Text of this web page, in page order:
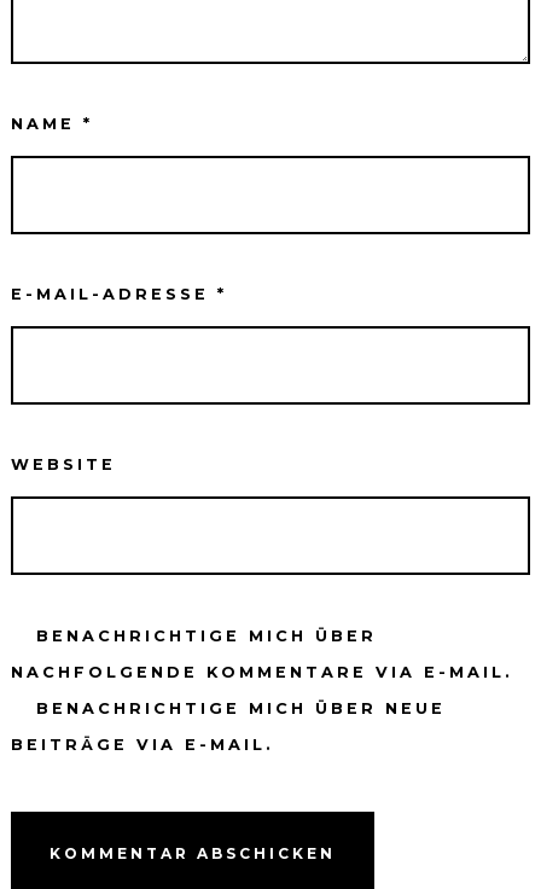
NAME*
E-MAIL-ADRESSE*
WEBSITE
BENACHRICHTIGE MICH ÜBER
NACHFOLGENDE KOMMENTARE VIA E-MAIL.
BENACHRICHTIGE MICH ÜBER NEUE
BEITRÄGE VIA E-MAIL.